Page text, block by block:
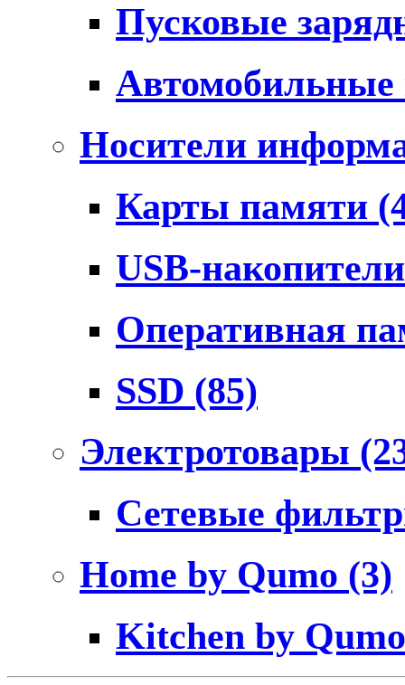
Пусковые
Носители
Карты памяти
USB-
Оперативная
SSD (85)
Электротовары
Сетевые
Home by Qumo (3)
Kitchen by